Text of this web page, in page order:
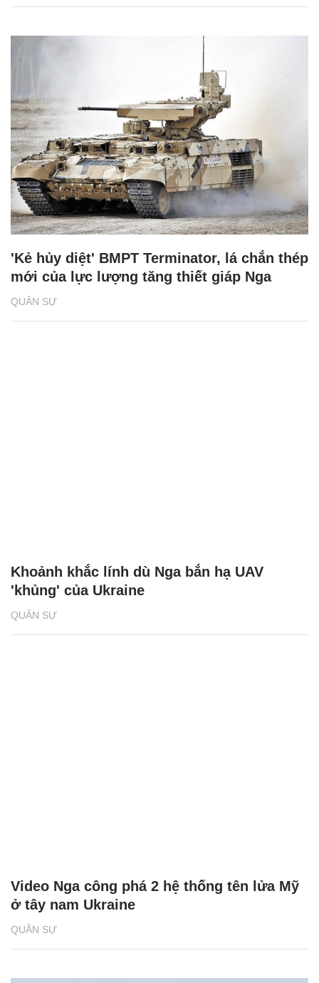
QUÂN SỰ
'Kẻ hủy diệt' BMPT Terminator, lá chắn thép
mới của lực lượng tăng thiết giáp Nga
QUÂN SỰ
Khoảnh khắc lính dù Nga bắn hạ UAV
'khủng' của Ukraine
QUÂN SỰ
Video Nga công phá 2 hệ thống tên lửa Mỹ
ở tây nam Ukraine